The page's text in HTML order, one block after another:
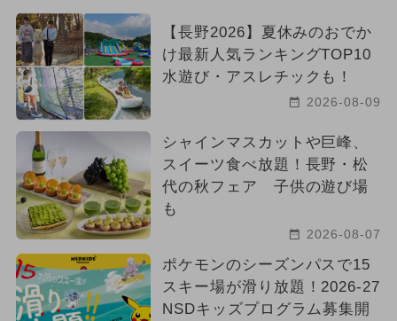
【長野2026】夏休みのおでか
け最新人気ランキングTOP10
水遊び・アスレチックも！
2026-08-09
シャインマスカットや巨峰、
スイーツ食べ放題！長野・松
代の秋フェア 子供の遊び場
も
2026-08-07
ポケモンのシーズンパスで15
スキー場が滑り放題！2026-27
NSDキッズプログラム募集開